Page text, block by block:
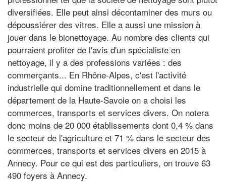
diversifiées. Elle peut ainsi décontaminer des murs ou
dépoussiérer des vitres. Elle a aussi une mission à
jouer dans le bionettoyage. Au nombre des clients qui
pourraient profiter de l'avis d'un spécialiste en
nettoyage, il y a des professions variées : des
commerçants... En Rhône-Alpes, c'est l'activité
industrielle qui domine traditionnellement et dans le
département de la Haute-Savoie on a choisi les
commerces, transports et services divers. On notera
donc moins de 20 000 établissements dont 0,4 % dans
le secteur de l'agriculture et 71 % dans le secteur des
commerces, transports et services divers en 2015 à
Annecy. Pour ce qui est des particuliers, on trouve 63
490 foyers à Annecy.